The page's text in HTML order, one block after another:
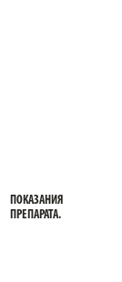
ПОКАЗАНИЯ
ПРЕПАРАТА.